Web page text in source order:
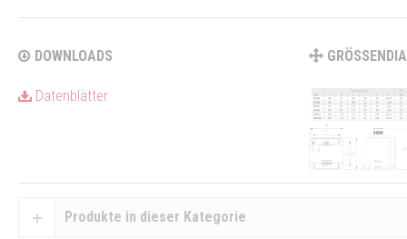
DOWNLOADS
Datenblätter
Produkte in dieser Kategorie